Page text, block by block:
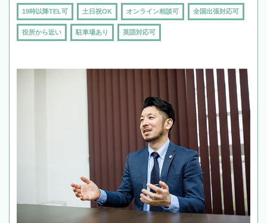
19時以降TEL可 土日祝OK オンライン相談可 全国出張対応可
役所から近い 駐車場あり 英語対応可